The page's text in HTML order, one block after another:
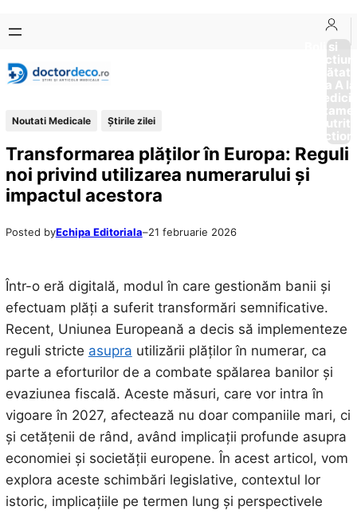
conținut
content
Boli si
Afectiuni
Sănătate
de la A
Noutati Medicale Știrile zilei
Transformarea plăților în Europa: Reguli
noi privind utilizarea numerarului și
impactul acestora
Posted byEchipa Editoriala–21 februarie 2026
Într-o eră digitală, modul în care gestionăm banii și
efectuam plăți a suferit transformări semnificative.
Recent, Uniunea Europeană a decis să implementeze
reguli stricte asupra utilizării plăților în numerar, ca
parte a eforturilor de a combate spălarea banilor și
evaziunea fiscală. Aceste măsuri, care vor intra în
vigoare în 2027, afectează nu doar companiile mari, ci
și cetățenii de rând, având implicații profunde asupra
economiei și societății europene. În acest articol, vom
explora aceste schimbări legislative, contextul lor
istoric, implicațiile pe termen lung și perspectivele